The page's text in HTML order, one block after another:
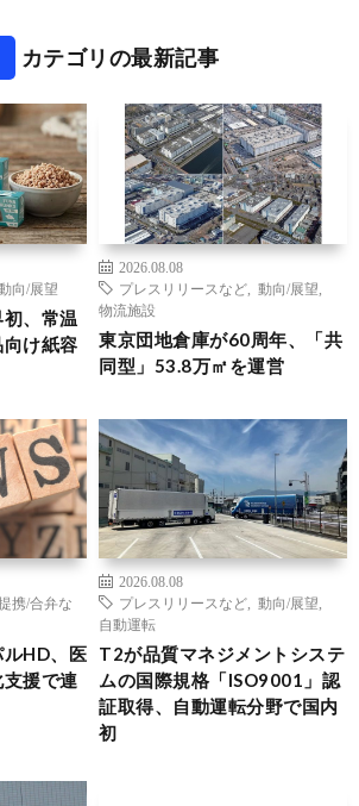
カテゴリの最新記事
向/展望
、常温
け紙容
2026.08.08
プレスリリースなど
動向/展望
物流施設
東京団地倉庫が60周年、「共
同型」53.8万㎡を運営
携/合弁な
HD、医
援で連
2026.08.08
プレスリリースなど
動向/展望
自動運転
T2が品質マネジメントシステ
ムの国際規格「ISO9001」認
証取得、自動運転分野で国内
初